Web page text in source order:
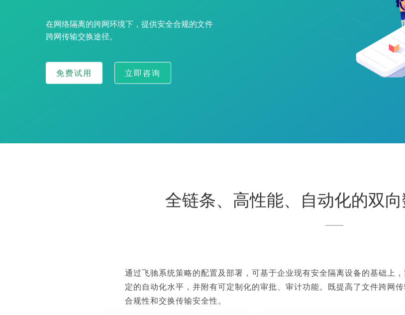
在网络隔离的跨网环境下，提供安全合规的文件
跨网传输交换途径。
免费试用 立即咨询
全链条、高性能、自动化的双
通过飞驰系统策略的配置及部署，可基于企业现有安全隔离设备的基础上
定的自动化水平，并附有可定制化的审批、审计功能。既提高了文件跨网
合规性和交换传输安全性。